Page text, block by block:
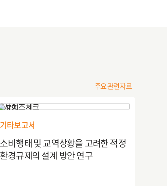
주요 관련자료
기타보고서
소비행태 및 교역상황을 고려한 적정
환경규제의 설계 방안 연구